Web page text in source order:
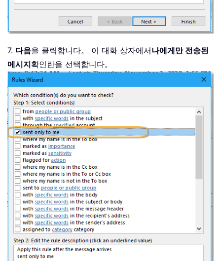
7. 다음을 클릭합니다。 이 대화 상자에서나에게만 전송된
메시지확인란을 선택합니다。